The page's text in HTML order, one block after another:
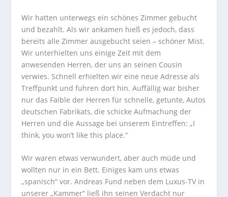
Wir hatten unterwegs ein schönes Zimmer gebucht
und bezahlt. Als wir ankamen hieß es jedoch, dass
bereits alle Zimmer ausgebucht seien – schöner Mist.
Wir unterhielten uns einige Zeit mit dem
anwesenden Herren, der uns an seinen Cousin
verwies. Schnell erhielten wir eine neue Adresse als
Treffpunkt und fuhren dort hin. Auffällig war bisher
nur das Faible der Herren für schnelle, getunte, Autos
deutschen Fabrikats, die schicke Aufmachung der
Herren und die Aussage bei unserem Eintreffen: „I
think, you won‘t like this place.“
Wir waren etwas verwundert, aber auch müde und
wollten nur in ein Bett. Einiges kam uns etwas
„spanisch“ vor. Andreas Fund neben dem Luxus-TV in
unserer „Kammer“ ließ ihn seinen Verdacht nur